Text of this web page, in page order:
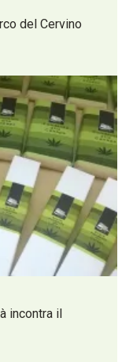
del Cervino
incontra il